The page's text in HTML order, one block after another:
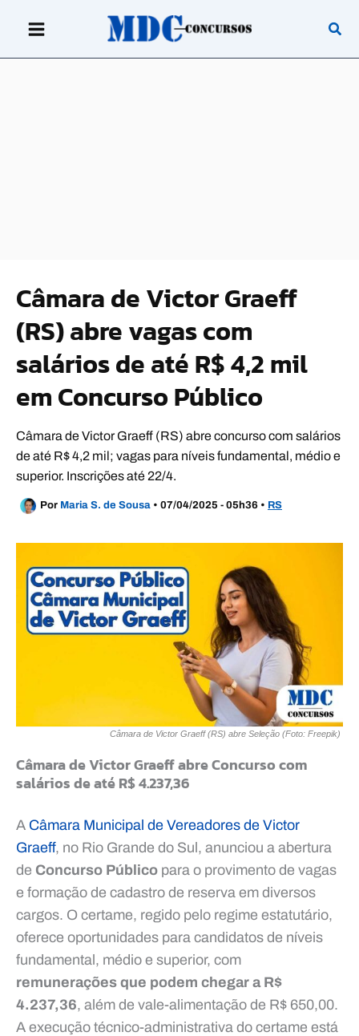
Câmara de Victor Graeff
(RS) abre vagas com
salários de até R$ 4,2 mil
em Concurso Público
Câmara de Victor Graeff (RS) abre concurso com salários
de até R$ 4,2 mil; vagas para níveis fundamental, médio e
superior. Inscrições até 22/4.
Por Maria S. de Sousa • 07/04/2025 - 05h36 • RS
Câmara de Victor Graeff (RS) abre Seleção (Foto: Freepik)
Câmara de Victor Graeff abre Concurso com
salários de até R$ 4.237,36
A Câmara Municipal de Vereadores de Victor
Graeff, no Rio Grande do Sul, anunciou a abertura
de Concurso Público para o provimento de vagas
e formação de cadastro de reserva em diversos
cargos. O certame, regido pelo regime estatutário,
oferece oportunidades para candidatos de níveis
fundamental, médio e superior, com
remunerações que podem chegar a R$
4.237,36, além de vale-alimentação de R$ 650,00.
A execução técnico-administrativa do certame está